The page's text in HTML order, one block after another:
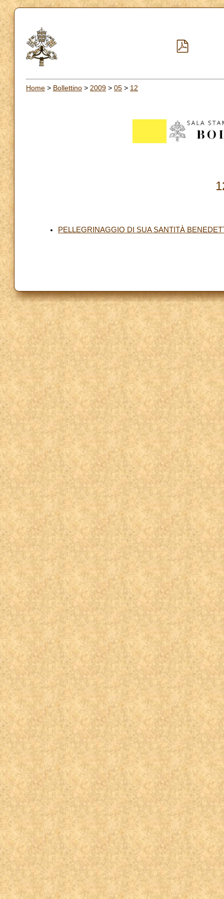
Home > Bollettino > 2009 > 05 > 12
PELLEGRINAGGIO DI SUA SANTITÀ